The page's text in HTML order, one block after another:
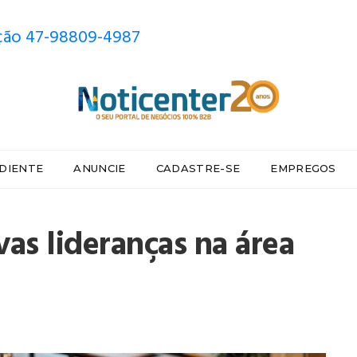
47-98809-4987
ANUNCIE CADASTRE-SE EMPREGOS
lideranças na área